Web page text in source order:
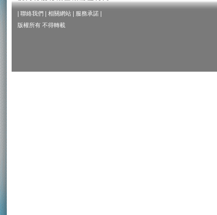
聯絡我們 相關網站 服務承諾
版權所有 不得轉載